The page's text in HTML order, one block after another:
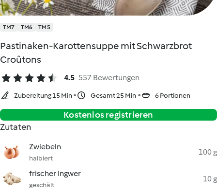
TM7 TM6 TM5
Pastinaken-Karottensuppe mit Schwarzbrot
Croûtons
4.5 557 Bewertungen
Zubereitung 15 Min Gesamt 25 Min 6 Portionen
Kostenlos registrieren
Zutaten
Zwiebeln
halbiert
100 g
frischer Ingwer
geschält
10 g